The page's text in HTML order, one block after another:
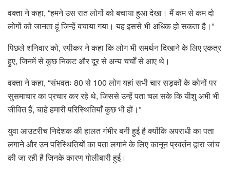
वक्ता ने कहा, “हमने उस रात लोगों को बचाया हुआ देखा। मैं कम से कम दो
लोगों को जानता हूं जिन्हें बचाया गया। यह इससे भी अधिक हो सकता है।”
पिछले शनिवार को, स्पीकर ने कहा कि लोग भी समर्थन दिखाने के लिए एकत्र
हुए, जिनमें से कुछ निकट और दूर से अन्य चर्चों से आए थे।
वक्ता ने कहा, “संभवतः 80 से 100 लोग यहां सभी चार सड़कों के कोनों पर
सुसमाचार का प्रचार कर रहे थे, जिससे उन्हें पता चल सके कि यीशु अभी भी
जीवित हैं, चाहे हमारी परिस्थितियाँ कुछ भी हों।”
युवा आउटरीच निदेशक की हालत गंभीर बनी हुई है क्योंकि अपराधी का पता
लगाने और उन परिस्थितियों का पता लगाने के लिए कानून प्रवर्तन द्वारा जांच
की जा रही है जिनके कारण गोलीबारी हुई।